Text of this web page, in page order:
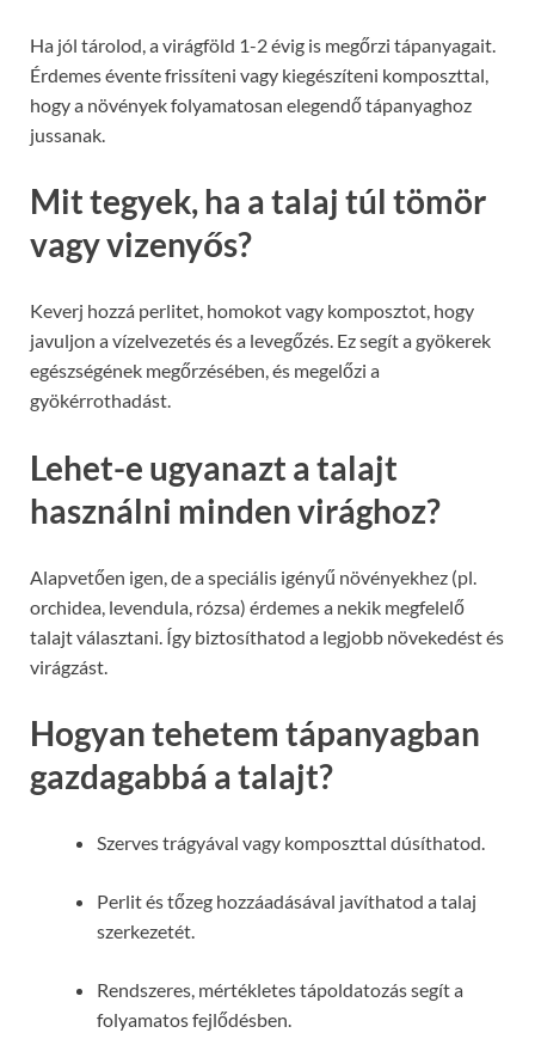
Ha jól tárolod, a virágföld 1-2 évig is megőrzi tápanyagait.
Érdemes évente frissíteni vagy kiegészíteni komposzttal,
hogy a növények folyamatosan elegendő tápanyaghoz
jussanak.
Mit tegyek, ha a talaj túl tömör
vagy vizenyős?
Keverj hozzá perlitet, homokot vagy komposztot, hogy
javuljon a vízelvezetés és a levegőzés. Ez segít a gyökerek
egészségének megőrzésében, és megelőzi a
gyökérrothadást.
Lehet-e ugyanazt a talajt
használni minden virághoz?
Alapvetően igen, de a speciális igényű növényekhez (pl.
orchidea, levendula, rózsa) érdemes a nekik megfelelő
talajt választani. Így biztosíthatod a legjobb növekedést és
virágzást.
Hogyan tehetem tápanyagban
gazdagabbá a talajt?
Szerves trágyával vagy komposzttal dúsíthatod.
Perlit és tőzeg hozzáadásával javíthatod a talaj
szerkezetét.
Rendszeres, mértékletes tápoldatozás segít a
folyamatos fejlődésben.